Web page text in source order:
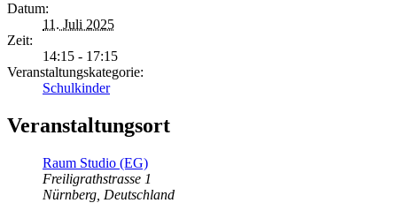
Datum:
11. Juli 2025
Zeit:
14:15 - 17:15
Veranstaltungskategorie:
Schulkinder
Veranstaltungsort
Raum Studio (EG)
Freiligrathstrasse 1
Nürnberg Deutschland